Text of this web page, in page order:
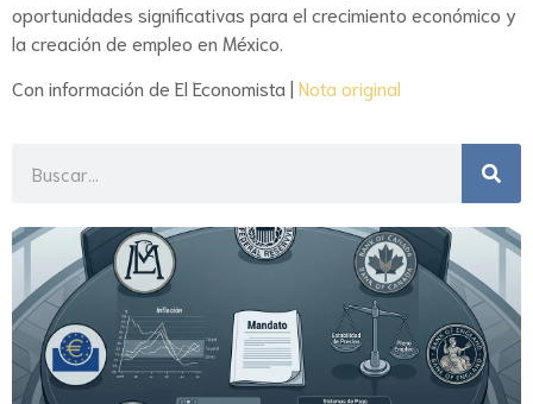
oportunidades significativas para el crecimiento económico y
la creación de empleo en México.
Con información de El Economista | Nota original